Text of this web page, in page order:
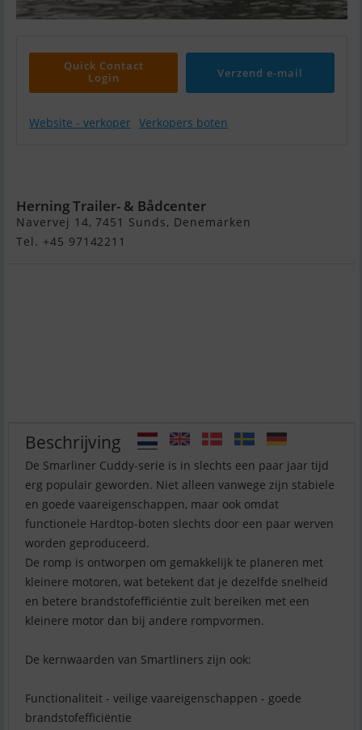
Quick Contact
Login
Verzend e-mail
Website - verkoper Verkopers boten
Herning Trailer- & Bådcenter
Navervej 14, 7451 Sunds, Denemarken
Tel. +45 97142211
Beschrijving
De Smarliner Cuddy-serie is in slechts een paar jaar tijd
erg populair geworden. Niet alleen vanwege zijn stabiele
en goede vaareigenschappen, maar ook omdat
functionele Hardtop-boten slechts door een paar werven
worden geproduceerd.
De romp is ontworpen om gemakkelijk te planeren met
kleinere motoren, wat betekent dat je dezelfde snelheid
en betere brandstofefficiëntie zult bereiken met een
kleinere motor dan bij andere rompvormen.
De kernwaarden van Smartliners zijn ook:
Functionaliteit - veilige vaareigenschappen - goede
brandstofefficiëntie